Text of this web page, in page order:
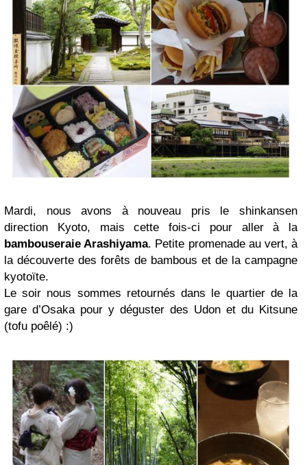
Mardi, nous avons à nouveau pris le shinkansen
direction Kyoto, mais cette fois-ci pour aller à la
bambouseraie Arashiyama. Petite promenade au vert, à
la découverte des forêts de bambous et de la campagne
kyotoïte.
Le soir nous sommes retournés dans le quartier de la
gare d’Osaka pour y déguster des Udon et du Kitsune
(tofu poêlé) :)